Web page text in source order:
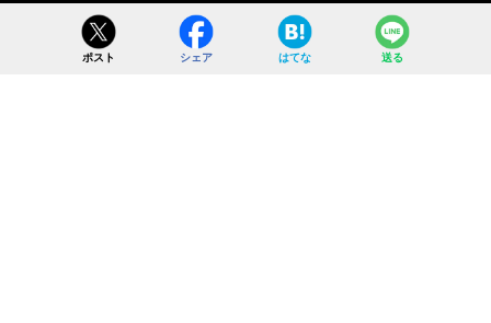
ポスト シェア はてな 送る